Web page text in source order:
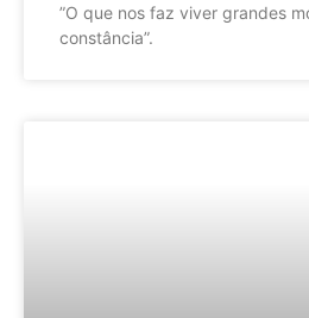
”O que nos faz viver grandes
constância”.